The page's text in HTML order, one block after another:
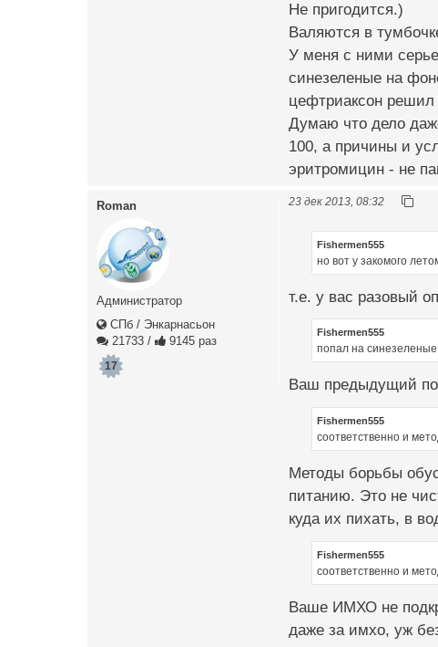
Не пригодится.)
Валяются в
У меня с ними
синезеленые на
цефтриаксон решил
Думаю что дело
100, а причины и
эритромицин - не
Roman
Администратор
СПб / Энкарнасьон
21733 / 9145 раз
17
23 дек 2013, 08:32
Fishermen555
но вот у закомого
т.е. у вас разовый
Fishermen555
попал на синезеленые
Ваш предыдущий
Fishermen555
соответственно и
Методы борьбы
питанию. Это не
куда их пихать, в
Fishermen555
соответственно и
Ваше ИМХО не
даже за имхо, уж